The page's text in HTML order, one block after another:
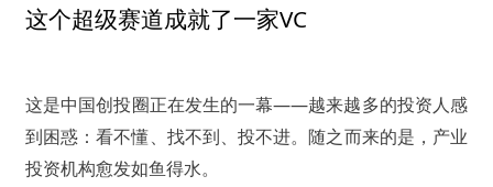
这个超级赛道成就了一家VC
这是中国创投圈正在发生的一幕——越来越多的投资人感
到困惑：看不懂、找不到、投不进。随之而来的是，产业
投资机构愈发如鱼得水。